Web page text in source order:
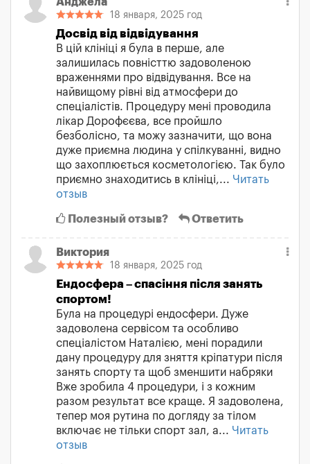
18 января, 2025 год
Досвід від відвідування
В цій клініці я була в перше, але
залишилась повністтю задоволеною
враженнями про відвідування. Все на
найвищому рівні від атмосфери до
спеціалістів. Процедуру мені проводила
лікар Дорофєєва, все пройшло
безболісно, та можу зазначити, що вона
дуже приємна людина у спілкуванні, видно
що захоплюється косметологією. Так було
приємно знаходитись в клініці,... Читать
отзыв
Полезный отзыв? Ответить
Виктория
18 января, 2025 год
Ендосфера – спасіння після занять
спортом!
Була на процедурі ендосфери. Дуже
задоволена сервісом та особливо
спеціалістом Наталією, мені порадили
дану процедуру для зняття кріпатури після
занять спорту та щоб зменшити набряки
Вже зробила 4 процедури, і з кожним
разом результат все краще. Я задоволена,
тепер моя рутина по догляду за тілом
включає не тільки спорт зал, а... Читать
отзыв